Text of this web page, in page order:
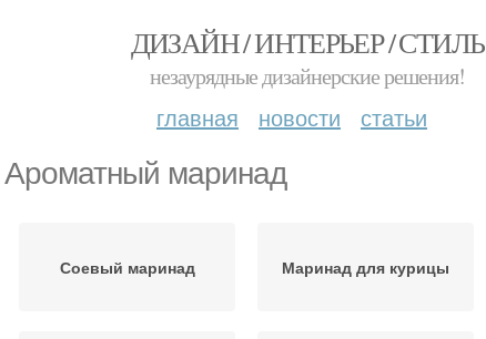
ДИЗАЙН / ИНТЕРЬЕР / СТИЛЬ
незаурядные дизайнерские решения!
главная новости статьи
Ароматный маринад
Соевый маринад Маринад для курицы